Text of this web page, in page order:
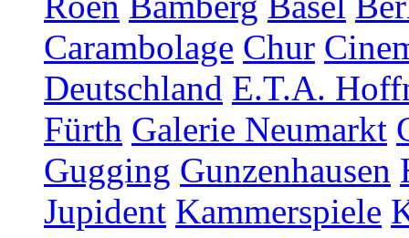
Carambolage Chur
Deutschland E.T.A.
Fürth Galerie Neumarkt
Gugging Gunzenhausen
Jupident Kammerspiele